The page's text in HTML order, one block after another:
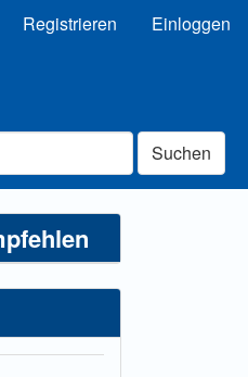
Registrieren Einloggen
Suchen